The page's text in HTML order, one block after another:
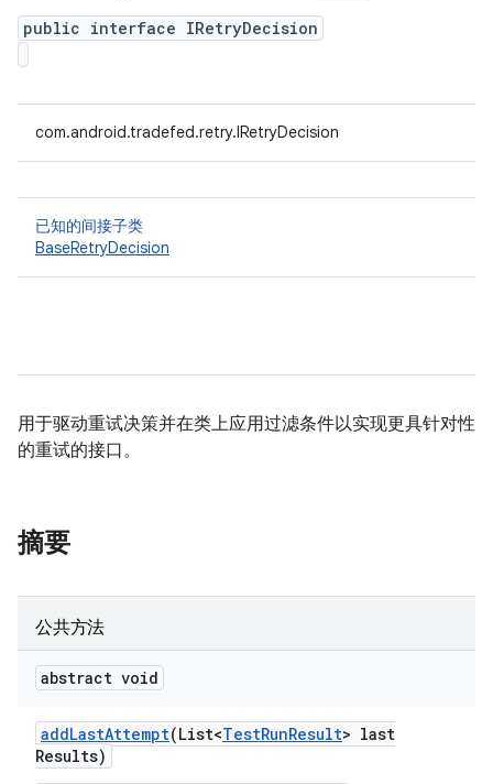
public interface IRetryDecision
com.android.tradefed.retry.IRetryDecision
已知的间接子类
BaseRetryDecision
用于驱动重试决策并在类上应用过滤条件以实现更具针对性
的重试的接口。
摘要
公共方法
abstract void
addLastAttempt(List<TestRunResult> last
Results)